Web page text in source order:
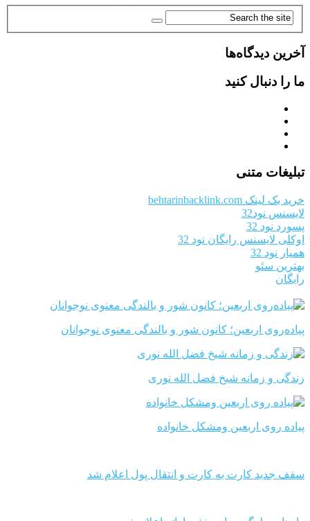
آخرین دیدگاه‌ها
ما را دنبال کنید
تبلیغات متنی
خرید بک لینک behtarinbacklink.com
لایسنس نود32
پسورد نود 32
اوکلی لایسنس رایگان نود 32
همیار نود 32
بهترین سئو
رایگان
پیاده‌روی اربعین؛ کانون شور و بالندگی معنوی نوجوانان
زندگی و زمانه شیخ فضل الله نوری
پیاده روی اربعین ومشکل خانواده
سقف جدید کارت به کارت و انتقال پول اعلام شد